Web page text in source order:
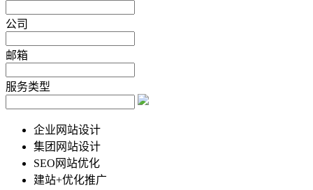
公司
邮箱
服务类型
企业网站设计
集团网站设计
SEO网站优化
建站+优化推广